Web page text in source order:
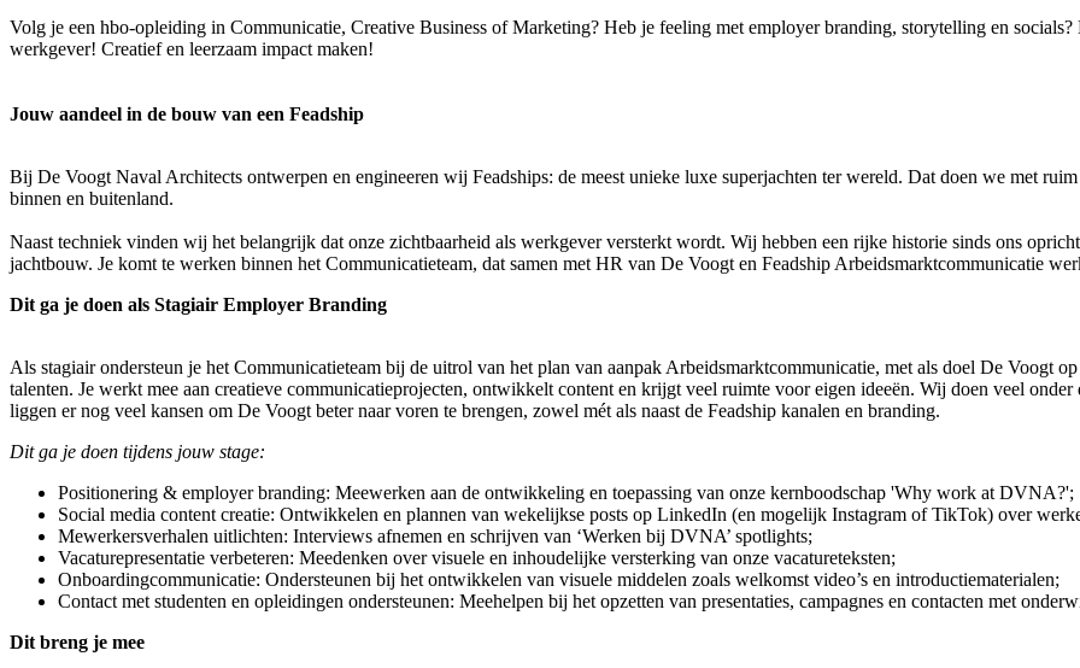
Volg je een hbo-opleiding in Communicatie, Creative Business of Marketing? Heb je feeling met employer branding, storytelling en
werkgever! Creatief en leerzaam impact maken!
Jouw aandeel in de bouw van een Feadship
Bij De Voogt Naval Architects ontwerpen en engineeren wij Feadships: de meest unieke luxe superjachten ter wereld. Dat doen we met
binnen en buitenland.
Naast techniek vinden wij het belangrijk dat onze zichtbaarheid als werkgever versterkt wordt. Wij hebben een rijke historie sinds ons
jachtbouw. Je komt te werken binnen het Communicatieteam, dat samen met HR van De Voogt en Feadship Arbeidsmarktcommunicatie
Dit ga je doen als Stagiair Employer Branding
Als stagiair ondersteun je het Communicatieteam bij de uitrol van het plan van aanpak Arbeidsmarktcommunicatie, met als doel De Voogt
talenten. Je werkt mee aan creatieve communicatieprojecten, ontwikkelt content en krijgt veel ruimte voor eigen ideeën. Wij doen veel
liggen er nog veel kansen om De Voogt beter naar voren te brengen, zowel mét als naast de Feadship kanalen en branding.
Dit ga je doen tijdens jouw stage:
Positionering & employer branding: Meewerken aan de ontwikkeling en toepassing van onze kernboodschap 'Why work at DVNA?';
Social media content creatie: Ontwikkelen en plannen van wekelijkse posts op LinkedIn (en mogelijk Instagram of TikTok) over
Mewerkersverhalen uitlichten: Interviews afnemen en schrijven van ‘Werken bij DVNA’ spotlights;
Vacaturepresentatie verbeteren: Meedenken over visuele en inhoudelijke versterking van onze vacatureteksten;
Onboardingcommunicatie: Ondersteunen bij het ontwikkelen van visuele middelen zoals welkomst video’s en introductiematerialen;
Contact met studenten en opleidingen ondersteunen: Meehelpen bij het opzetten van presentaties, campagnes en contacten met
Dit breng je mee